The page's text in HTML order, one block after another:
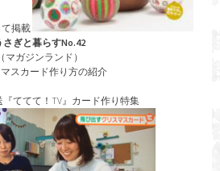
掲載
さぎと暮らすNo.42
（マガジンランド）
スカード作り方の紹介
ててて！TV』カード作り特集